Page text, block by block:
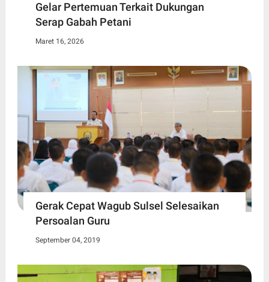
Gelar Pertemuan Terkait Dukungan
Serap Gabah Petani
Maret 16, 2026
Gerak Cepat Wagub Sulsel Selesaikan
Persoalan Guru
September 04, 2019